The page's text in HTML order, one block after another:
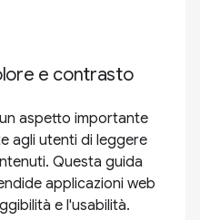
e contrasto
aspetto importante
agli utenti di leggere
Questa guida
applicazioni web
e l'usabilità.